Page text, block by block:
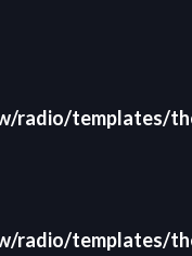
radio/templates/
radio/templates/